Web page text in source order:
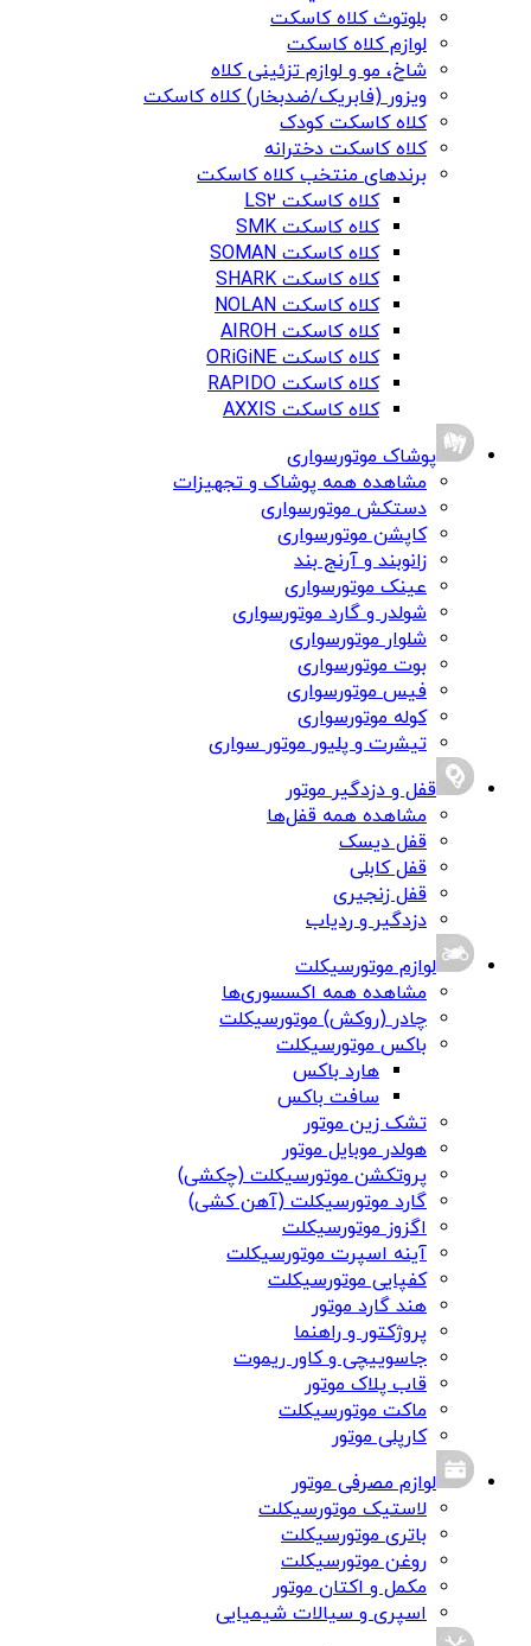
بلوتوث کلاه کاسکت
لوازم کلاه کاسکت
شاخ، مو و لوازم تزئینی کلاه
ویزور (فابریک/ضدبخار) کلاه کاسکت
کلاه کاسکت کودک
کلاه کاسکت دخترانه
برندهای منتخب کلاه کاسکت
کلاه کاسکت LS2
کلاه کاسکت SMK
کلاه کاسکت SOMAN
کلاه کاسکت SHARK
کلاه کاسکت NOLAN
کلاه کاسکت AIROH
کلاه کاسکت ORiGiNE
کلاه کاسکت RAPIDO
کلاه کاسکت AXXIS
پوشاک موتورسواری
مشاهده همه پوشاک و تجهیزات
دستکش موتورسواری
کاپشن موتورسواری
زانوبند و آرنج بند
عینک موتورسواری
شولدر و گارد موتورسواری
شلوار موتورسواری
بوت موتورسواری
فیس موتورسواری
کوله موتورسواری
تیشرت و پلیور موتور سواری
قفل و دزدگیر موتور
مشاهده همه قفل‌ها
قفل دیسک
قفل کابلی
قفل زنجیری
دزدگیر و ردیاب
لوازم موتورسیکلت
مشاهده همه اکسسوری‌ها
چادر (روکش) موتورسیکلت
باکس موتورسیکلت
هارد باکس
سافت باکس
تشک زین موتور
هولدر موبایل موتور
پروتکشن موتورسیکلت (چکشی)
گارد موتورسیکلت (آهن کشی)
اگزوز موتورسیکلت
آینه اسپرت موتورسیکلت
کفپایی موتورسیکلت
هند گارد موتور
پروژکتور و راهنما
جاسوییچی و کاور ریموت
قاب پلاک موتور
ماکت موتورسیکلت
کارپلی موتور
لوازم مصرفی موتور
لاستیک موتورسیکلت
باتری موتورسیکلت
روغن موتورسیکلت
مکمل و اکتان موتور
اسپری و سیالات شیمیایی